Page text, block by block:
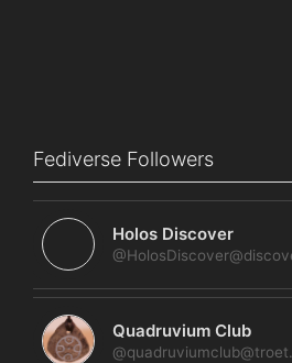
Fediverse Followers
Holos Discover
Quadruvium Club